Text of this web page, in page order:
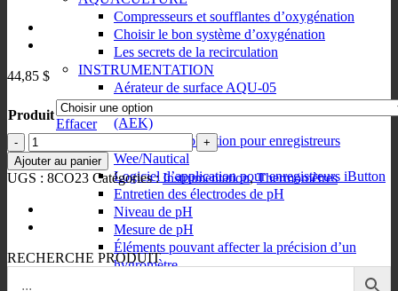
Compresseurs et soufflantes d’oxygénation
Choisir le bon système d’oxygénation
Les secrets de la recirculation
INSTRUMENTATION
Aérateur de surface AQU-05
Schéma d’installation pour ensemble d’aération
(AEK)
Logiciel d’application pour enregistreurs
Wee/Nautical
Logiciel d’application pour enregistreurs iButton
Entretien des électrodes de pH
Niveau de pH
Mesure de pH
Éléments pouvant affecter la précision d’un
hygromètre
44,85 $
Produit
Effacer
quantité
de
Thermomètre
min
Ajouter au panier
UGS : 8CO23 Catégories :Instrumentation,Thermomètres
RECHERCHE PRODUIT